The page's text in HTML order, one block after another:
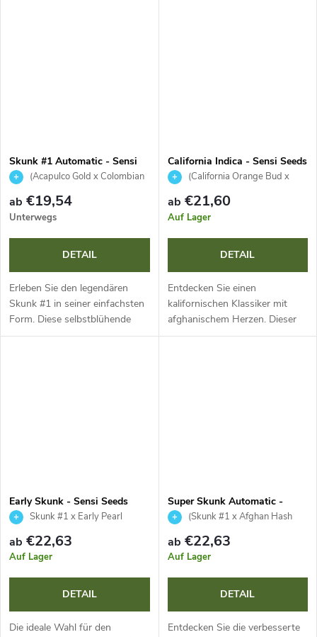
Skunk #1 Automatic - Sensi
Seeds(Acapulco Gold x Colombian
Gold x Afghan Indica) x Ruderalis
ab €19,54
Unterwegs
DETAIL
Erleben Sie den legendären
Skunk #1 in seiner einfachsten
Form. Diese selbstblühende
Version ist ideal für Anfänger,
California Indica - Sensi Seeds
(California Orange Bud x
Northern Lights #1) x Hash Plant
ab €21,60
Auf Lager
DETAIL
Entdecken Sie einen
kalifornischen Klassiker mit
afghanischem Herzen. Dieser
65 % indica-dominante Hybrid
Early Skunk - Sensi Seeds
Skunk #1 x Early Pearl
ab €22,63
Auf Lager
DETAIL
Die ideale Wahl für den
Super Skunk Automatic -
Sensi Seeds
(Skunk #1 x Afghan Hash
Plant) x Ruderalis
ab €22,63
Auf Lager
DETAIL
Entdecken Sie die verbesserte